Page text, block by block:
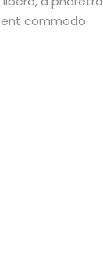
commodo